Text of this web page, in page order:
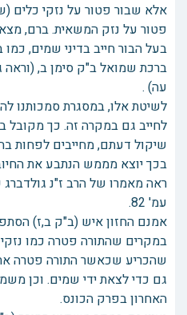
אלא שבור פטור על נזקי כלים
פטור על נזק המשאית. ברם,
בעל הבור חייב בדיני שמים, כמו
ברכת שמואל ב"ק סימן ב, (וראה
עה) .
לשיטת אלו, במסגרת סמכותנו
לחייב גם במקרה זה. כך מקובל
שיקול דעתם, מחייבים לפחות
בכך יוצא מממש הנתבע את
ראה מאמרו של הרב ז"נ
עמ' 82.
אמנם החזון איש (ב"ק ב,ז)
במקרים שהתורה פטרה כמו
שהכריע שכאשר התורה פטרה
גם כדי לצאת ידי שמים. וכן
האחרון בפרק הכונס.